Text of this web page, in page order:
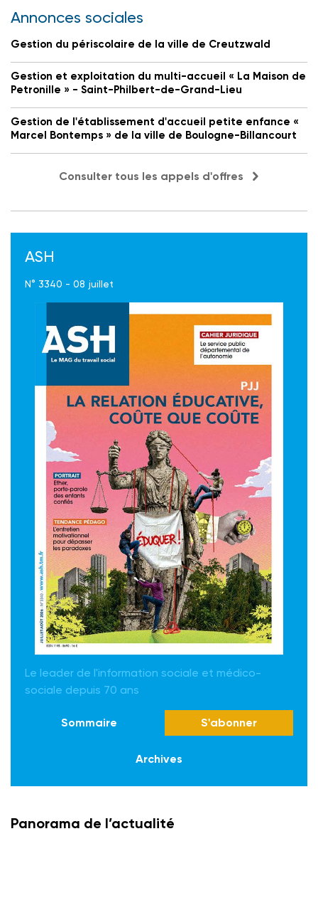
Annonces sociales
Gestion du périscolaire de la ville de Creutzwald
Gestion et exploitation du multi-accueil « La Maison de
Petronille » - Saint-Philbert-de-Grand-Lieu
Gestion de l'établissement d'accueil petite enfance «
Marcel Bontemps » de la ville de Boulogne-Billancourt
Consulter tous les appels d'offres
ASH
N° 3340 - 08 juillet
Le leader de l'information sociale et médico-
sociale depuis 70 ans
Sommaire S'abonner
Archives
Panorama de l’actualité